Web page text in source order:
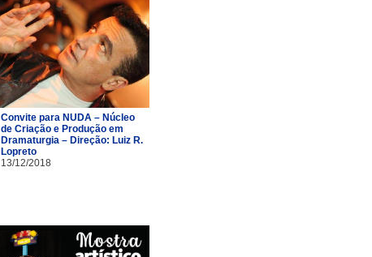
Convite para NUDA – Núcleo
de Criação e Produção em
Dramaturgia – Direção: Luiz R.
Lopreto
13/12/2018